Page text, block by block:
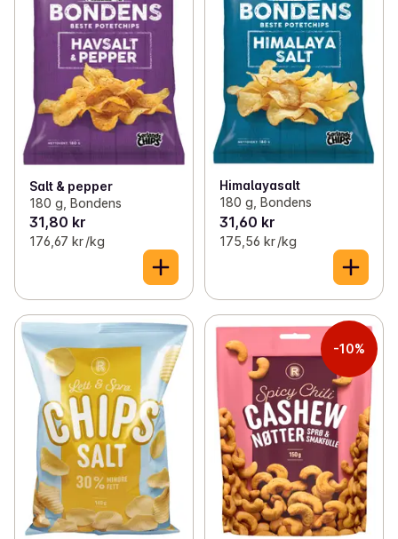
Salt & pepper
180 g, Bondens
31,80 kr
176,67 kr /kg
Himalayasalt
180 g, Bondens
31,60 kr
175,56 kr /kg
-10%